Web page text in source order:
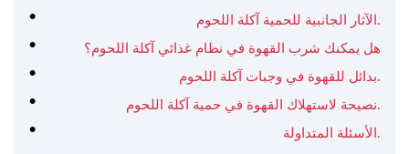
الآثار الجانبية للحمية آكلة اللحوم.
هل يمكنك شرب القهوة في نظام غذائي آكلة اللحوم؟
بدائل للقهوة في وجبات آكلة اللحوم.
نصيحة لاستهلاك القهوة في حمية آكلة اللحوم.
الأسئلة المتداولة.